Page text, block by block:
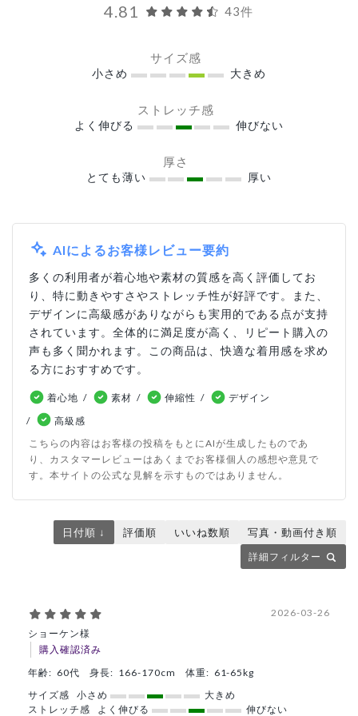
4.81 43件
サイズ感
小さめ 大きめ
ストレッチ感
よく伸びる 伸びない
厚さ
とても薄い 厚い
AIによるお客様レビュー要約
多くの利用者が着心地や素材の質感を高く評価してお
り、特に動きやすさやストレッチ性が好評です。また、
デザインに高級感がありながらも実用的である点が支持
されています。全体的に満足度が高く、リピート購入の
声も多く聞かれます。この商品は、快適な着用感を求め
る方におすすめです。
着心地 素材 伸縮性
デザイン
高級感
こちらの内容はお客様の投稿をもとにAIが生成したものであ
り、カスタマーレビューはあくまでお客様個人の感想や意見で
す。本サイトの公式な見解を示すものではありません。
詳細フィルター
日付順 ↓ 評価順 いいね数順 写真・動画付き順
ショーケン様
購入確認済み
2026-03-26
年齢: 60代 身長: 166-170cm 体重: 61-65kg
サイズ感
小さめ
大きめ
ストレッチ感
よく伸びる
伸びない